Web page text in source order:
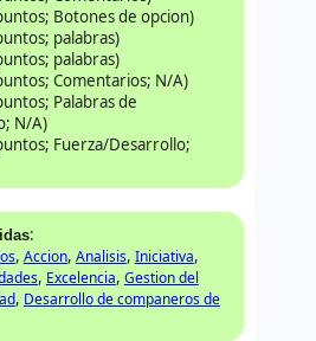
Botones de opcion)
palabras)
palabras)
Comentarios; N/A)
Palabras de
N/A)
Fuerza/Desarrollo;
:
, Accion, Analisis, Iniciativa,
, Excelencia, Gestion del
, Desarrollo de companeros de